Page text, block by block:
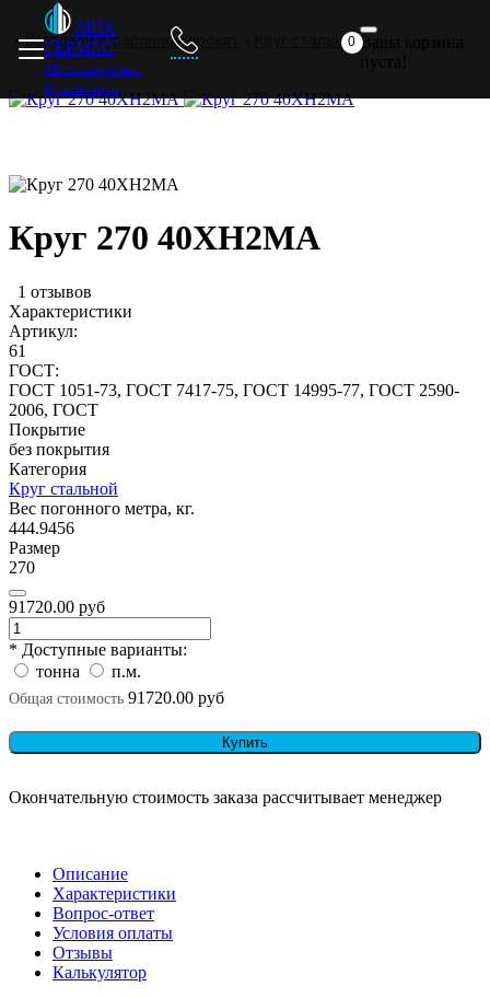
МПК
ГЕРМЕС
Металлопрокат
Красноярск
0 Ваша корзина
Сортовой и фасонный прокат Круг стальной
Круг 270 40ХН2МА
1 отзывов
Характеристики
Артикул:
61
ГОСТ:
ГОСТ 1051-73, ГОСТ 7417-75, ГОСТ 14995-77, ГОСТ 2590-
2006, ГОСТ
Покрытие
без покрытия
Категория
Круг стальной
Вес погонного метра, кг.
444.9456
Размер
270
91720.00 руб
* Доступные варианты:
тонна
п.м.
Общая стоимость 91720.00 руб
Купить
Окончательную стоимость заказа рассчитывает менеджер
Описание
Характеристики
Вопрос-ответ
Условия оплаты
Отзывы
Калькулятор